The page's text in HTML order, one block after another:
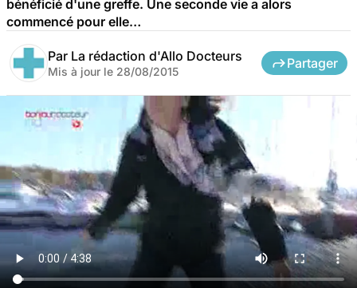
bénéficié d'une greffe. Une seconde vie a alors
commencé pour elle…
Par La rédaction d'Allo Docteurs
Mis à jour le 28/08/2015
Partager